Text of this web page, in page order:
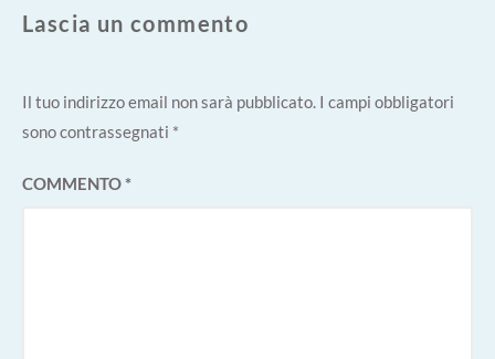
Lascia un commento
Il tuo indirizzo email non sarà pubblicato. I campi obbligatori
sono contrassegnati *
COMMENTO*